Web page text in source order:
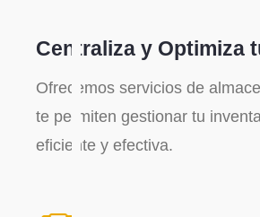
Centraliza y Optimiza
Ofrecemos servicios de
te permiten gestionar tu
eficiente y efectiva.